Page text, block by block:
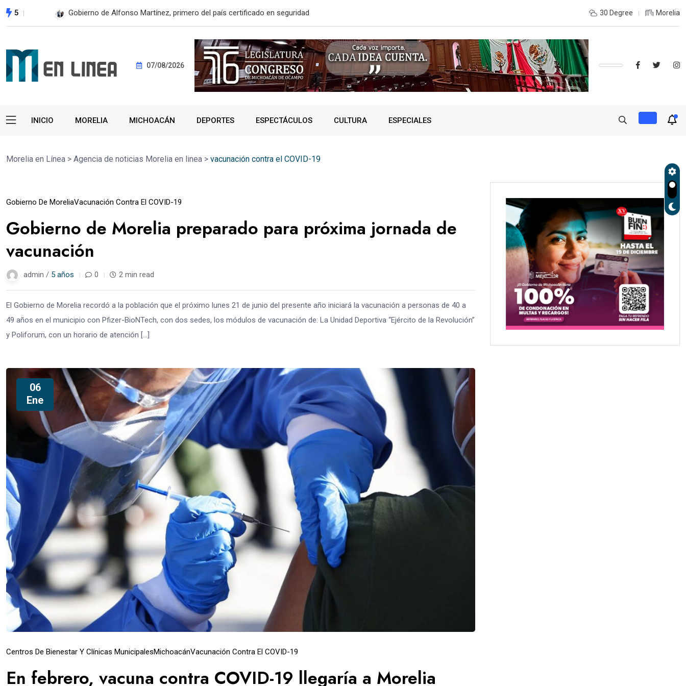
5 Gobierno de Alfonso Martínez, primero del país certificado en seguridad En 2do Año de Gobierno, Alfonso Martínez consolidó acceso a
30 Degree Morelia
07/08/2026
INICIO MORELIA MICHOACÁN DEPORTES ESPECTÁCULOS CULTURA ESPECIALES
Morelia en Línea > Agencia de noticias Morelia en linea > vacunación contra el COVID-19
18
Gobierno De MoreliaVacunación Contra El COVID-19
Gobierno de Morelia preparado para próxima jornada de
vacunación
admin / 5 años 0 2 min read
El Gobierno de Morelia recordó a la población que el próximo lunes 21 de junio del presente año iniciará la vacunación a personas de 40 a
49 años en el municipio con Pfizer-BioNTech, con dos sedes, los módulos de vacunación de: La Unidad Deportiva “Ejército de la Revolución”
y Poliforum, con un horario de atención […]
06
Ene
Centros De Bienestar Y Clínicas MunicipalesMichoacánVacunación Contra El COVID-19
En febrero, vacuna contra COVID-19 llegaría a Morelia